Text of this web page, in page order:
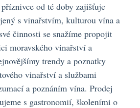
od té doby zajišťuje
s vinařstvím, kulturou vína a
činnosti se snažíme propojit
moravského vinařství a
trendy a poznatky
vinařství a službami
a poznáním vína. Prodej
s gastronomií, školeními o